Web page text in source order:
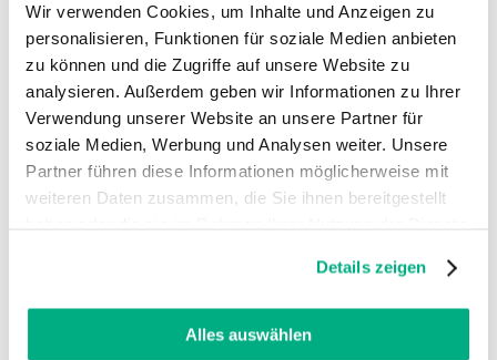
Wir verwenden Cookies, um Inhalte und Anzeigen zu
personalisieren, Funktionen für soziale Medien anbieten
zu können und die Zugriffe auf unsere Website zu
analysieren. Außerdem geben wir Informationen zu Ihrer
Verwendung unserer Website an unsere Partner für
soziale Medien, Werbung und Analysen weiter. Unsere
Partner führen diese Informationen möglicherweise mit
weiteren Daten zusammen, die Sie ihnen bereitgestellt
Cookies, wenn Sie unsere Webseite weiterhin nutzen.
Weitere Informationen finden Sie in
DatenschutzerklärungundImpressum
Details zeigen
Alles auswählen
Suche
Fachpersonal und Ärzteschaft
Fachhandelsportal
Akademie
Symposien
Seminare
Juzo Innovation